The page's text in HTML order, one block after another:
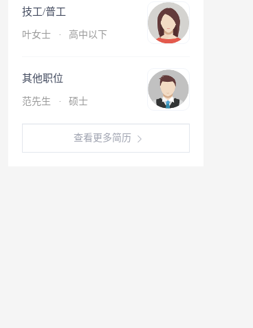
技工/普工
叶女士 · 高中以下
其他职位
范先生 · 硕士
查看更多简历